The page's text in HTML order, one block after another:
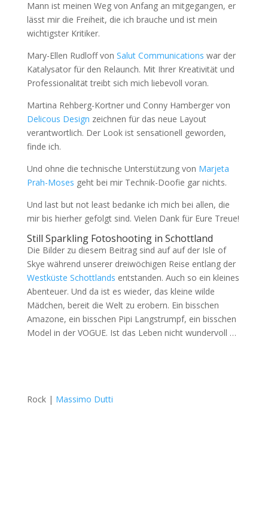
Mann ist meinen Weg von Anfang an mitgegangen, er
lässt mir die Freiheit, die ich brauche und ist mein
wichtigster Kritiker.
Mary-Ellen Rudloff von Salut Communications war der
Katalysator für den Relaunch. Mit Ihrer Kreativität und
Professionalität treibt sich mich liebevoll voran.
Martina Rehberg-Kortner und Conny Hamberger von
Delicous Design zeichnen für das neue Layout
verantwortlich. Der Look ist sensationell geworden,
finde ich.
Und ohne die technische Unterstützung von Marjeta
Prah-Moses geht bei mir Technik-Doofie gar nichts.
Und last but not least bedanke ich mich bei allen, die
mir bis hierher gefolgt sind. Vielen Dank für Eure Treue!
Still Sparkling Fotoshooting in Schottland
Die Bilder zu diesem Beitrag sind auf auf der Isle of
Skye während unserer dreiwöchigen Reise entlang der
Westküste Schottlands entstanden. Auch so ein kleines
Abenteuer. Und da ist es wieder, das kleine wilde
Mädchen, bereit die Welt zu erobern. Ein bisschen
Amazone, ein bisschen Pipi Langstrumpf, ein bisschen
Model in der VOGUE. Ist das Leben nicht wundervoll …
Rock | Massimo Dutti